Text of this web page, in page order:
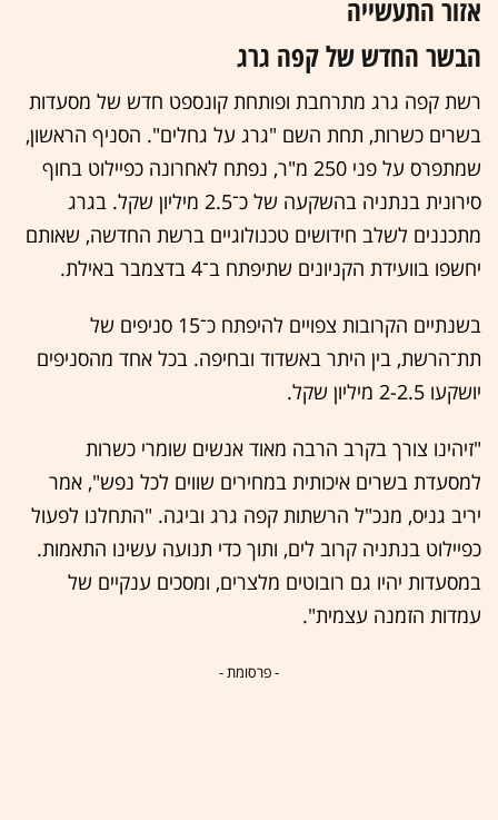
אזור התעשייה
הבשר החדש של קפה גרג
רשת קפה גרג מתרחבת ופותחת קונספט חדש של מסעדות
בשרים כשרות, תחת השם "גרג על גחלים". הסניף הראשון,
שמתפרס על פני 250 מ"ר, נפתח לאחרונה כפיילוט בחוף
סירונית בנתניה בהשקעה של כ־2.5 מיליון שקל. בגרג
מתכננים לשלב חידושים טכנולוגיים ברשת החדשה, שאותם
יחשפו בוועידת הקניונים שתיפתח ב־4 בדצמבר באילת.
בשנתיים הקרובות צפויים להיפתח כ־15 סניפים של
תת־הרשת, בין היתר באשדוד ובחיפה. בכל אחד מהסניפים
יושקעו 2-2.5 מיליון שקל.
"זיהינו צורך בקרב הרבה מאוד אנשים שומרי כשרות
למסעדת בשרים איכותית במחירים שווים לכל נפש", אמר
יריב גניס, מנכ"ל הרשתות קפה גרג וביגה. "התחלנו לפעול
כפיילוט בנתניה קרוב לים, ותוך כדי תנועה עשינו התאמות.
במסעדות יהיו גם רובוטים מלצרים, ומסכים ענקיים של
עמדות הזמנה עצמית".
- פרסומת -